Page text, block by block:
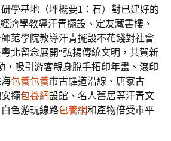
學基地（坪概要1：石）對已建好的
濟學教導汗青擺設、定友藏書樓、
范學院教導汗青擺設不花錢對社會
北留念展開“弘揚傳統文明，共賀新
，吸引游客親身脫手拓印年畫、滾印
包養包養市古驛道沿線、唐家古
擺包養網設館、名人舊居等汗青文
色游玩線路包養網和產物倍受市平